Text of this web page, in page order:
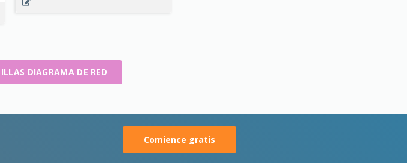
DIAGRAMA DE RED
Comience gratis